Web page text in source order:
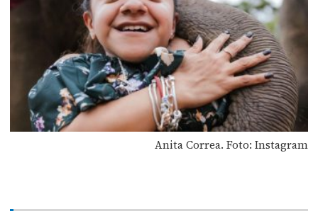
Anita Correa. Foto: Instagram